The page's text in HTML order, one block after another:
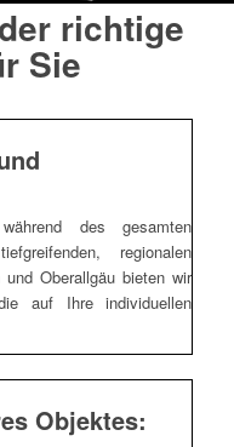
richtige
Sie
des gesamten
regionalen
Oberallgäu bieten wir
auf Ihre individuellen
Objektes: